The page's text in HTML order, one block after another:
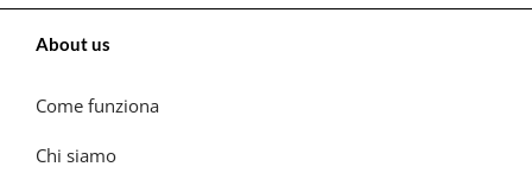
About us
Come funziona
Chi siamo